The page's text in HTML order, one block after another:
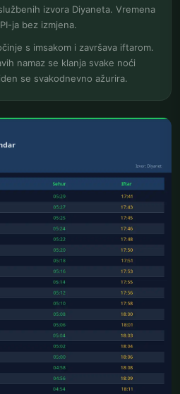
izvora Diyaneta. Vremena
ja bez izmjena.
s imsakom i završava iftarom.
namaz se klanja svake noći
se svakodnevno ažurira.